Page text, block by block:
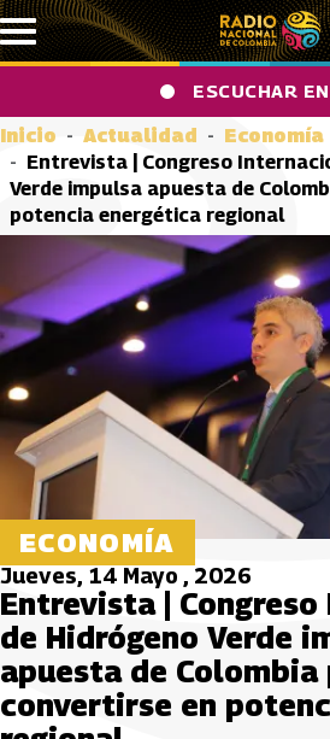
Pasar al contenido principal
ESCUCHAR
Inicio Actualidad
Economía
Entrevista | Congreso
Verde impulsa apuesta de
potencia energética regional
ECONOMÍA
Jueves, 14 Mayo , 2026
Entrevista |
de Hidrógeno Verde
apuesta de Colombia
convertirse en